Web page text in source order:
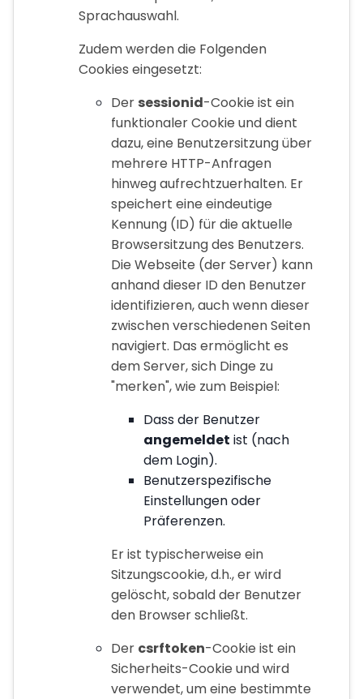
Sprachauswahl.
Zudem werden die Folgenden
Cookies eingesetzt:
Der sessionid-Cookie ist ein
funktionaler Cookie und dient
dazu, eine Benutzersitzung über
mehrere HTTP-Anfragen
hinweg aufrechtzuerhalten. Er
speichert eine eindeutige
Kennung (ID) für die aktuelle
Browsersitzung des Benutzers.
Die Webseite (der Server) kann
anhand dieser ID den Benutzer
identifizieren, auch wenn dieser
zwischen verschiedenen Seiten
navigiert. Das ermöglicht es
dem Server, sich Dinge zu
"merken", wie zum Beispiel:
Dass der Benutzer
angemeldet ist (nach
dem Login).
Benutzerspezifische
Einstellungen oder
Präferenzen.
Er ist typischerweise ein
Sitzungscookie, d.h., er wird
gelöscht, sobald der Benutzer
den Browser schließt.
Der csrftoken-Cookie ist ein
Sicherheits-Cookie und wird
verwendet, um eine bestimmte